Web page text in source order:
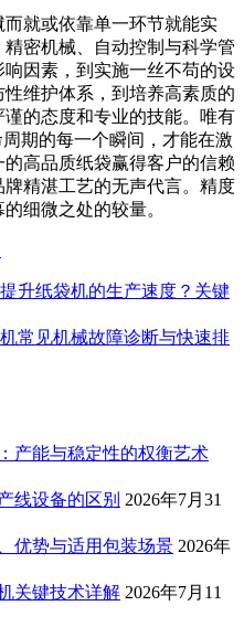
就或依靠单一环节就能实
密机械、自动控制与科学管
因素，到实施一丝不苟的设
维护体系，到培养高素质的
的态度和专业的技能。唯有
期的每一个瞬间，才能在激
高品质纸袋赢得客户的信赖
精湛工艺的无声代言。精度
细微之处的较量。
升纸袋机的生产速度？关键
常见机械故障诊断与快速排
产能与稳定性的权衡艺术
线设备的区别 2026年7月31
优势与适用包装场景 2026年
关键技术详解 2026年7月11